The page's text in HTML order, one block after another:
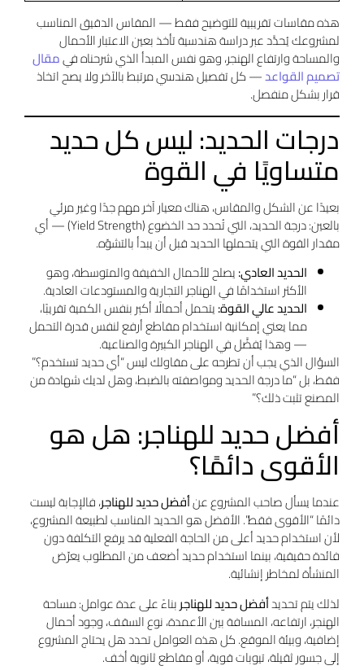
هذه مقاسات تقريبية للتوضيح فقط — المقاس الدقيق المناسب
لمشروعك يُحدَّد عبر دراسة هندسية تأخذ بعين الاعتبار الأحمال
والمساحة وارتفاع الهنجر، وهو نفس المبدأ الذي شرحناه فيمقال
تصميم القواعد— كل تفصيل هندسي مرتبط بالآخر ولا يصح اتخاذ
قرار بشكل منفصل.
درجات الحديد: ليس كل حديد
متساويًا في القوة
بعيدًا عن الشكل والمقاس، هناك معيار آخر مهم جدًا وغير مرئي
بالعين: درجة الحديد، التي تُحدد حد الخضوع (Yield Strength) — أي
مقدار القوة التي يتحملها الحديد قبل أن يبدأ بالتشوّه.
الحديد العادي:يصلح للأحمال الخفيفة والمتوسطة، وهو
الأكثر استخدامًا في الهناجر التجارية والمستودعات العادية.
الحديد عالي القوة:يتحمل أحمالًا أكبر بنفس الكمية تقريبًا،
مما يعني إمكانية استخدام مقاطع أرفع لنفس قدرة التحمل
— وهذا يُفضَّل في الهناجر الكبيرة والصناعية.
السؤال الذي يجب أن تطرحه على مقاولك ليس “أي حديد تستخدم؟”
فقط، بل “ما درجة الحديد ومواصفته بالضبط، وهل لديك شهادة من
المصنع تثبت ذلك؟”
أفضل حديد للهناجر: هل هو
الأقوى دائمًا؟
عندما يسأل صاحب المشروع عنأفضل حديد للهناجر، فالإجابة ليست
دائمًا “الأقوى فقط”. الأفضل هو الحديد المناسب لطبيعة المشروع،
لأن استخدام حديد أعلى من الحاجة الفعلية قد يرفع التكلفة دون
فائدة حقيقية، بينما استخدام حديد أضعف من المطلوب يعرّض
المنشأة لمخاطر إنشائية.
لذلك يتم تحديدأفضل حديد للهناجربناءً على عدة عوامل: مساحة
الهنجر، ارتفاعه، المسافة بين الأعمدة، نوع السقف، وجود أحمال
إضافية، وبيئة الموقع. كل هذه العوامل تحدد هل يحتاج المشروع
إلى جسور ثقيلة، تيوبات قوية، أو مقاطع ثانوية أخف.